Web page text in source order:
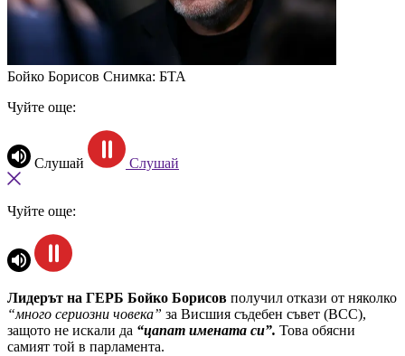
Бойко Борисов Снимка: БТА
Чуйте още:
Слушай Слушай
Чуйте още:
Лидерът на ГЕРБ Бойко Борисов получил откази от няколко
“много сериозни човека” за Висшия съдебен съвет (ВСС),
защото не искали да “цапат имената си”. Това обясни
самият той в парламента.